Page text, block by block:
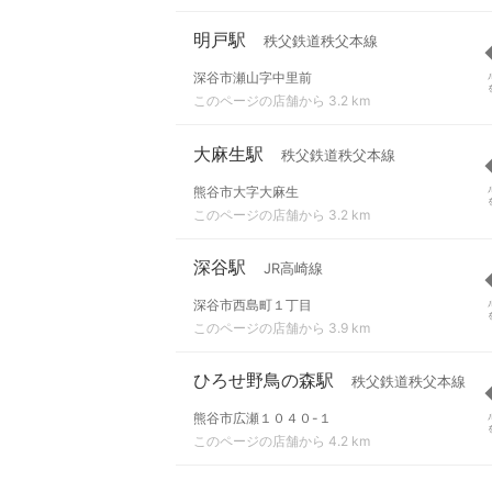
明戸駅 秩父鉄道秩父本線
深谷市瀬山字中里前
このページの店舗から 3.2 km
大麻生駅 秩父鉄道秩父本線
熊谷市大字大麻生
このページの店舗から 3.2 km
深谷駅 JR高崎線
深谷市西島町１丁目
このページの店舗から 3.9 km
ひろせ野鳥の森駅 秩父鉄道秩父本線
熊谷市広瀬１０４０-１
このページの店舗から 4.2 km